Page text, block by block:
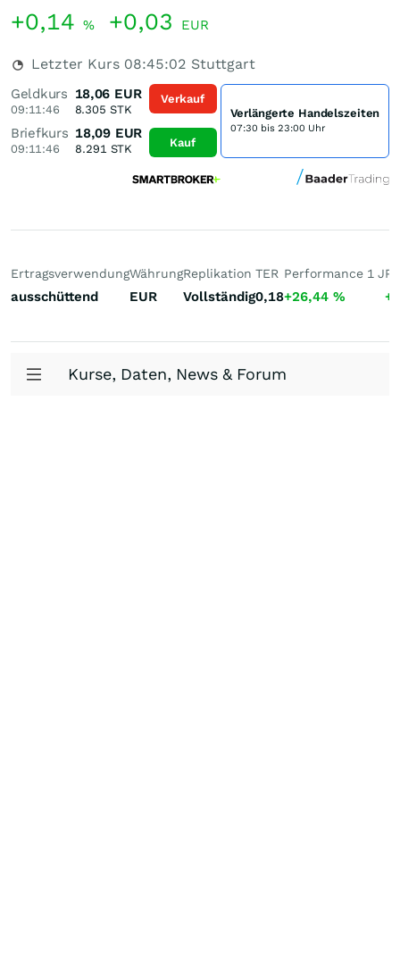
+0,14 % +0,03 EUR
Letzter Kurs 08:45:02 Stuttgart
Geldkurs
09:11:46
18,06 EUR
8.305 STK
Briefkurs
09:11:46
18,09 EUR
8.291 STK
Verkauf
Kauf
Verlängerte Handelszeiten
07:30 bis 23:00 Uhr
Ertragsverwendung
ausschüttend
Währung
EUR
Replikation
Vollständig
TER
0,18
Performance 1 J
+26,44 %
Kurse, Daten, News & Forum